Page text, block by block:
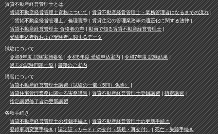
賃貸不動産経営管理士とは
賃貸不動産経営管理士資格について
賃貸不動産経営管理士・業務管理者になるまでの流れ
「賃貸不動産経営管理士」倫理憲章
賃貸住宅の管理業務等の適正化に関する法律
賃貸不動産経営管理士 合格者の声
動画で知る賃貸不動産経営管理士
受験申込者数および受験者に関するデータ
試験について
令和8年度 試験実施要領
令和8年度 受験申込案内
令和7年度 試験結果
過去の試験問題一覧
書籍のご案内
講習について
賃貸不動産経営管理士講習（試験の一部（5問）免除）
賃貸住宅管理業務に関する実務講習
賃貸不動産経営管理士登録講習
指定講習
指定講習修了者の更新講習
各種手続き
賃貸不動産経営管理士の登録手続き
賃貸不動産経営管理士の更新手続き
登録事項変更手続き
認定証（カード）の交付（新規・再交付） 死亡・失踪手続き